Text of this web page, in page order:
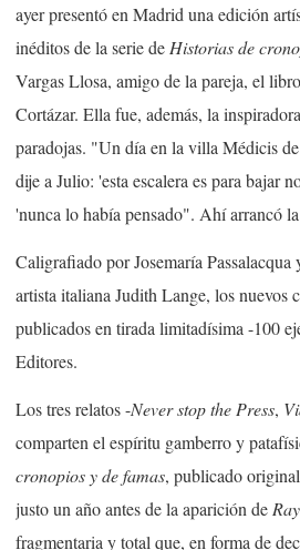
ayer presentó en Madrid una edición
inéditos de la serie de Historias de
Vargas Llosa, amigo de la pareja, el
Cortázar. Ella fue, además, la
paradojas. "Un día en la villa Médicis
dije a Julio: 'esta escalera es para bajar
'nunca lo había pensado". Ahí arrancó
Caligrafiado por Josemaría
artista italiana Judith Lange, los nuevos
publicados en tirada limitadísima -100
Editores.
Los tres relatos -Never stop the Press,
comparten el espíritu gamberro y
cronopios y de famas, publicado
justo un año antes de la aparición de
fragmentaria y total que, en forma de